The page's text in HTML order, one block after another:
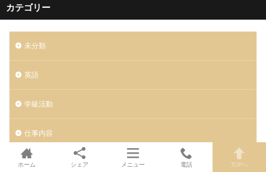
カテゴリー
未分類
英語
学級活動
仕事内容
学級経営
ホーム シェア メニュー 電話 TOPへ